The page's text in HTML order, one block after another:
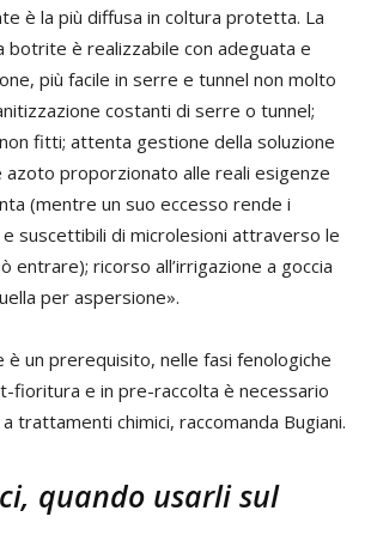
è la più diffusa in coltura protetta. La
botrite è realizzabile con adeguata e
più facile in serre e tunnel non molto
costanti di serre o tunnel;
fitti; attenta gestione della soluzione
proporzionato alle reali esigenze
(mentre un suo eccesso rende i
suscettibili di microlesioni attraverso le
entrare); ricorso all’irrigazione a goccia
per aspersione».
è un prerequisito, nelle fasi fenologiche
fioritura e in pre-raccolta è necessario
trattamenti chimici, raccomanda Bugiani.
quando usarli sul